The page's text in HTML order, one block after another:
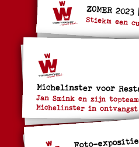
ZOMER
Stiekm een
Michelinster voor
Jan Smink en zijn
Michelinster in ontvangst
Foto-